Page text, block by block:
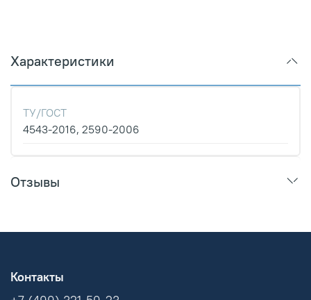
Характеристики
ТУ/ГОСТ
4543-2016, 2590-2006
Отзывы
Контакты